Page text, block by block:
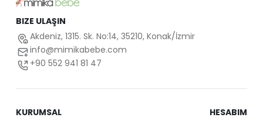
BIZE ULAŞIN
Akdeniz, 1315. Sk. No:14, 35210, Konak/İzmir
info@mimikabebe.com
+90 552 941 81 47
KURUMSAL
HESABIM